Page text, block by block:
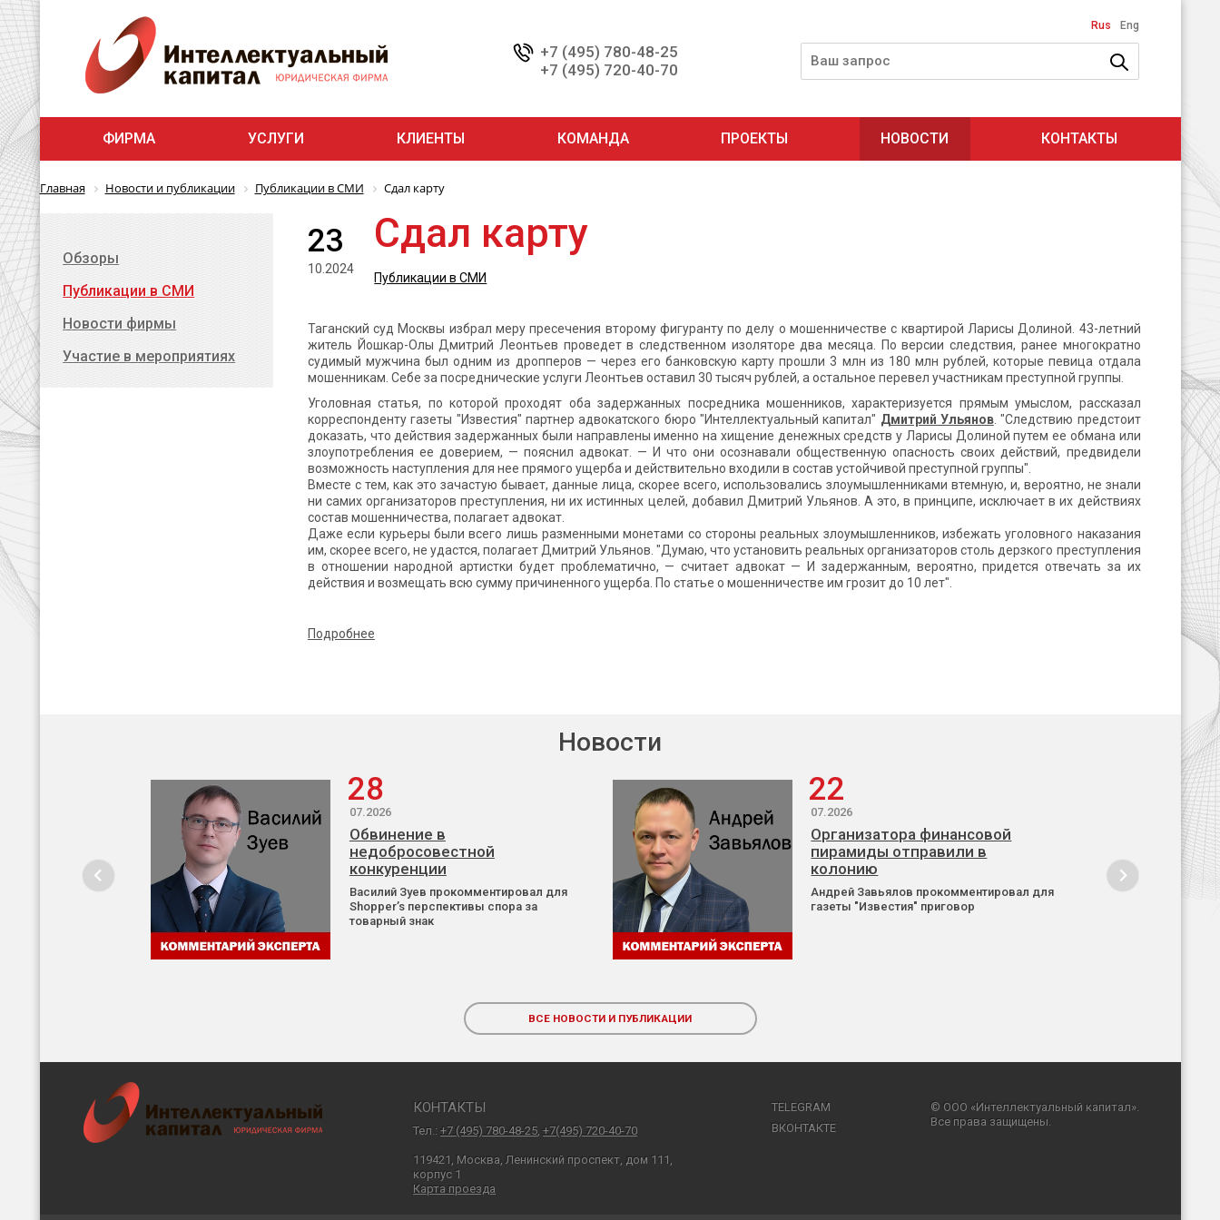
+7 (495) 780-48-25
+7 (495) 720-40-70
Rus Eng
ФИРМА УСЛУГИ КЛИЕНТЫ КОМАНДА ПРОЕКТЫ НОВОСТИ КОНТАКТЫ
Главная Новости и публикации Публикации в СМИ Сдал карту
23
10.2024
Сдал карту
Публикации в СМИ
Таганский суд Москвы избрал меру пресечения второму фигуранту по делу о мошенничестве с квартирой Ларисы Долиной. 43-летний
житель Йошкар-Олы Дмитрий Леонтьев проведет в следственном изоляторе два месяца. По версии следствия, ранее многократно
судимый мужчина был одним из дропперов — через его банковскую карту прошли 3 млн из 180 млн рублей, которые певица отдала
мошенникам. Себе за посреднические услуги Леонтьев оставил 30 тысяч рублей, а остальное перевел участникам преступной группы.
Уголовная статья, по которой проходят оба задержанных посредника мошенников, характеризуется прямым умыслом, рассказал
корреспонденту газеты "Известия" партнер адвокатского бюро "Интеллектуальный капитал" Дмитрий Ульянов. "Следствию предстоит
доказать, что действия задержанных были направлены именно на хищение денежных средств у Ларисы Долиной путем ее обмана или
злоупотребления ее доверием, — пояснил адвокат. — И что они осознавали общественную опасность своих действий, предвидели
возможность наступления для нее прямого ущерба и действительно входили в состав устойчивой преступной группы".
Вместе с тем, как это зачастую бывает, данные лица, скорее всего, использовались злоумышленниками втемную, и, вероятно, не знали
ни самих организаторов преступления, ни их истинных целей, добавил Дмитрий Ульянов. А это, в принципе, исключает в их действиях
состав мошенничества, полагает адвокат.
Даже если курьеры были всего лишь разменными монетами со стороны реальных злоумышленников, избежать уголовного наказания
им, скорее всего, не удастся, полагает Дмитрий Ульянов. "Думаю, что установить реальных организаторов столь дерзкого преступления
в отношении народной артистки будет проблематично, — считает адвокат — И задержанным, вероятно, придется отвечать за их
действия и возмещать всю сумму причиненного ущерба. По статье о мошенничестве им грозит до 10 лет".
Подробнее
Обзоры
Публикации в СМИ
Новости фирмы
Участие в мероприятиях
Новости
28
07.2026
Обвинение в
недобросовестной
конкуренции
Василий Зуев прокомментировал для
Shopper’s перспективы спора за
товарный знак
22
07.2026
Организатора финансовой
пирамиды отправили в
колонию
Андрей Завьялов прокомментировал для
газеты "Известия" приговор
ВСЕ НОВОСТИ И ПУБЛИКАЦИИ
КОНТАКТЫ
Тел.:+7 (495) 780-48-25 ,+7(495) 720-40-70
119421, Москва, Ленинский проспект, дом 111,
корпус 1
Карта проезда
TELEGRAM
ВКОНТАКТЕ
© ООО «Интеллектуальный капитал».
Все права защищены.